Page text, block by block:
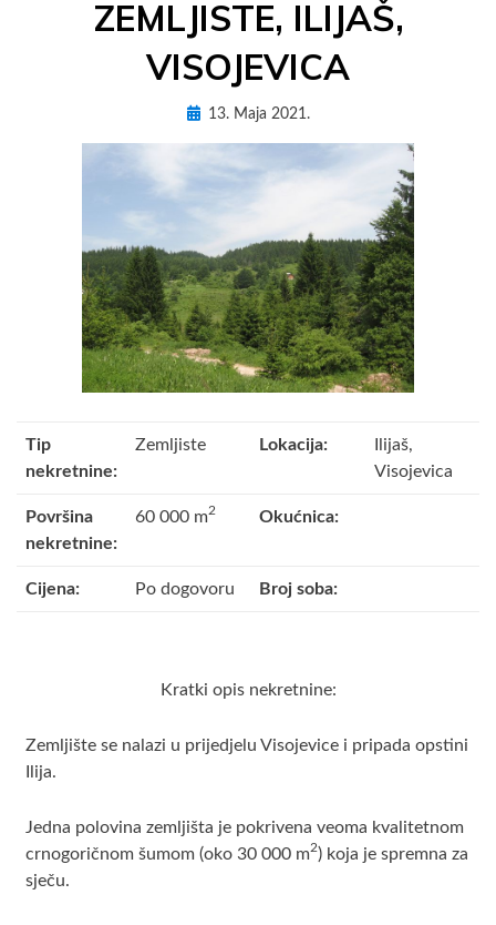
ZEMLJISTE, ILIJAŠ,
VISOJEVICA
byAdM3Es
Posted13. Maja 2021.
Tip
nekretnine:
Zemljiste Lokacija:
Ilijaš,
Visojevica
Površina
nekretnine:
60 000 m2 Okućnica:
Cijena: Po dogovoru Broj soba:
Kratki opis nekretnine:
Zemljište se nalazi u prijedjelu Visojevice i pripada opstini
Ilija.
Jedna polovina zemljišta je pokrivena veoma kvalitetnom
crnogoričnom šumom (oko 30 000 m2) koja je spremna za
sječu.